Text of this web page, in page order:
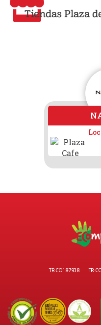
Tiendas Plaza
TR-CO18-7938 TR-